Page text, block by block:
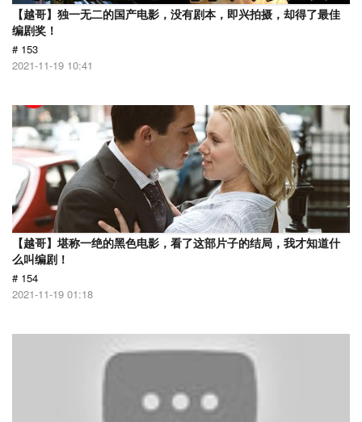
【越哥】独一无二的国产电影，没有剧本，即兴拍摄，却得了最佳
编剧奖！
# 153
2021-11-19 10:41
【越哥】堪称一绝的黑色电影，看了这部片子的结局，我才知道什
么叫编剧！
# 154
2021-11-19 01:18